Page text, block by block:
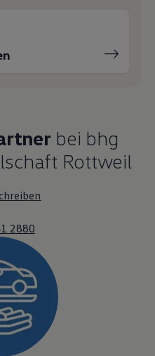
bei bhg
Rottweil
2880